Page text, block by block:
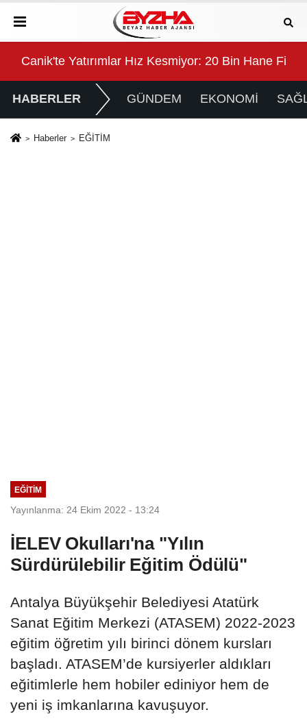
Taçlandı
Canik'te Yatırımlar Hız Kesmiyor: 20 Bin Hane
HABERLER GÜNDEM EKONOMİ
Haberler EĞİTİM
EĞİTİM
Yayınlanma: 24 Ekim 2022 - 13:24
İELEV Okulları'na "Yılın
Sürdürülebilir Eğitim Ödülü"
Antalya Büyükşehir Belediyesi Atatürk
Sanat Eğitim Merkezi (ATASEM) 2022-2023
eğitim öğretim yılı birinci dönem kursları
başladı. ATASEM’de kursiyerler aldıkları
eğitimlerle hem hobiler ediniyor hem de
yeni iş imkanlarına kavuşuyor.